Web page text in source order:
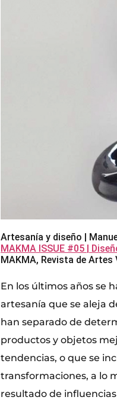
Artesanía y diseño |
MAKMA ISSUE #05 |
MAKMA, Revista de
En los últimos años se
artesanía que se aleja
han separado de
productos y objetos
tendencias, o que se
transformaciones, a lo
resultado de